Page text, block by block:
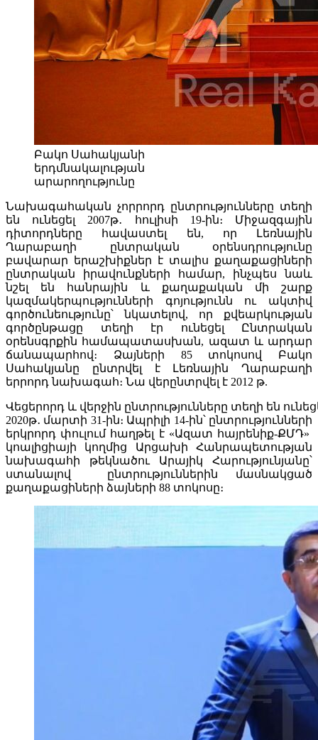
Բակո Սահակյանի
երդմնակալության
արարողությունը
Նախագահական չորրորդ ընտրությունները տեղի
են ունեցել 2007թ․ հուլիսի 19-ին։ Միջազգային
դիտորդները հավաստել են, որ Լեռնային
Ղարաբաղի ընտրական օրենսդրությունը
բավարար երաշխիքներ է տալիս քաղաքացիների
ընտրական իրավունքների համար, ինչպես նաև
նշել են հանրային և քաղաքական մի շարք
կազմակերպությունների գոյությունն ու ակտիվ
գործունեությունը՝ նկատելով, որ քվեարկության
գործընթացը տեղի էր ունեցել Ընտրական
օրենսգրքին համապատասխան, ազատ և արդար
ճանապարհով։ Ձայների 85 տոկոսով Բակո
Սահակյանը ընտրվել է Լեռնային Ղարաբաղի
երրորդ նախագահ։ Նա վերընտրվել է 2012 թ.
Վեցերորդ և վերջին ընտրությունները տեղի են
2020թ․ մարտի 31-ին։ Ապրիլի 14-ին՝ ընտրությունների
երկրորդ փուլում հաղթել է «Ազատ հայրենիք-ՔՄԴ»
կոալիցիայի կողմից Արցախի Հանրապետության
նախագահի թեկնածու Արայիկ Հարությունյանը՝
ստանալով ընտրություններին մասնակցած
քաղաքացիների ձայների 88 տոկոսը։